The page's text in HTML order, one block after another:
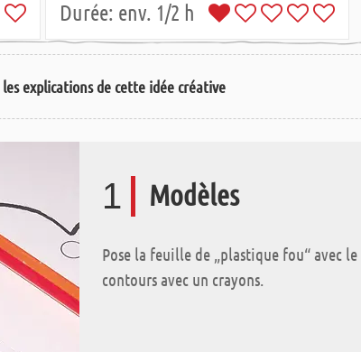
Durée: env. 1/2 h
explications de cette idée créative
1 Modèles
Pose la feuille de „plastique fou“ avec le
contours avec un crayons.